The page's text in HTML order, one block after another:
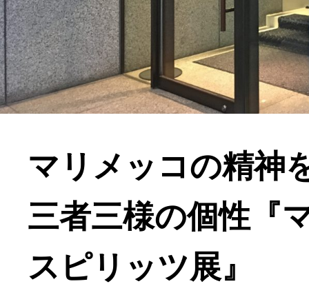
マリメッコの精神
三者三様の個性『
スピリッツ展』